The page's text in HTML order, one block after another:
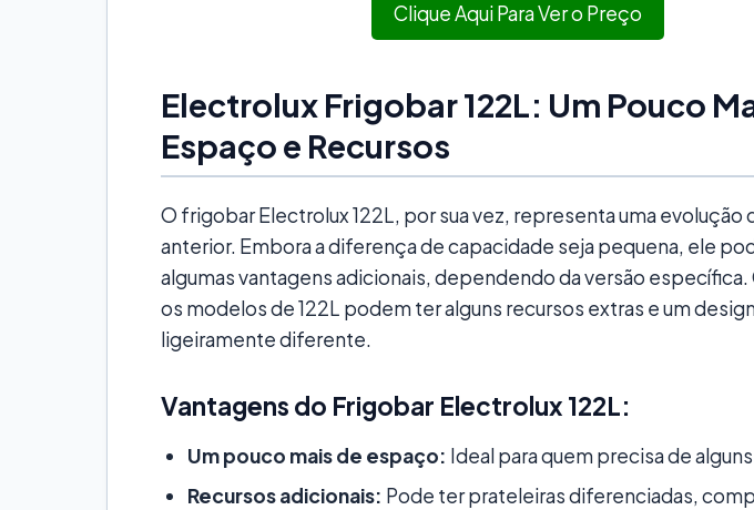
Clique Aqui Para Ver o Preço
Electrolux Frigobar 122L: Um Pouco
Espaço e Recursos
O frigobar Electrolux 122L, por sua vez, representa uma evolução
anterior. Embora a diferença de capacidade seja pequena, ele
algumas vantagens adicionais, dependendo da versão
os modelos de 122L podem ter alguns recursos extras e um
ligeiramente diferente.
Vantagens do Frigobar Electrolux 122L:
Um pouco mais de espaço: Ideal para quem precisa de
Recursos adicionais: Pode ter prateleiras diferenciadas,